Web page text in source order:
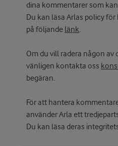
dina kommentarer som
Du kan läsa Arlas policy
på följande länk.
Om du vill radera någon
vänligen kontakta oss
begäran.
För att hantera
använder Arla ett
Du kan läsa deras